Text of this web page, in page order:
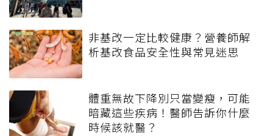
非基改一定比較健康？營養師解
析基改食品安全性與常見迷思
體重無故下降別只當變瘦，可能
暗藏這些疾病！醫師告訴你什麼
時候該就醫？